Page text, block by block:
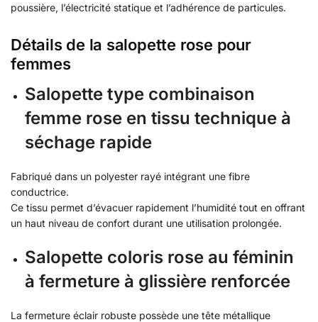
poussière, l’électricité statique et l’adhérence de particules.
Détails de la salopette rose pour
femmes
Salopette type combinaison
femme rose en tissu technique à
séchage rapide
Fabriqué dans un polyester rayé intégrant une fibre
conductrice.
Ce tissu permet d’évacuer rapidement l’humidité tout en offrant
un haut niveau de confort durant une utilisation prolongée.
Salopette coloris rose au féminin
à fermeture à glissière renforcée
La fermeture éclair robuste possède une tête métallique